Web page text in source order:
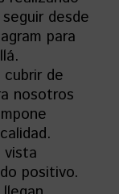
desde
para
de
nosotros
positivo.